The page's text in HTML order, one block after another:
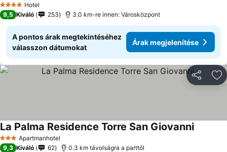
4 KategóriaHotel
9,5 Kiváló 253 3.0 km-re innen: Városközpont
A pontos árak megtekintéséhez
válasszon dátumokat
Árak megjelenítése
3 KategóriaApartmanhotel
La Palma Residence Torre San Giovanni
9,3 Kiváló 62 0.3 km távolságra a parttól